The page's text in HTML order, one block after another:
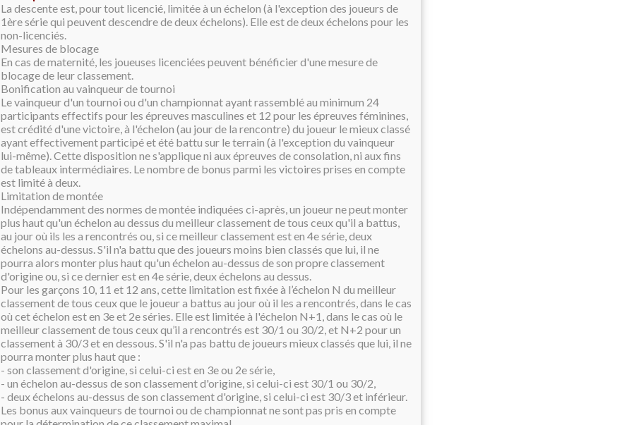
La descente est, pour tout licencié, limitée à un échelon (à l'exception des joueurs de
1ère série qui peuvent descendre de deux échelons). Elle est de deux échelons pour les
non-licenciés.
Mesures de blocage
En cas de maternité, les joueuses licenciées peuvent bénéficier d'une mesure de
blocage de leur classement.
Bonification au vainqueur de tournoi
Le vainqueur d'un tournoi ou d'un championnat ayant rassemblé au minimum 24
participants effectifs pour les épreuves masculines et 12 pour les épreuves féminines,
est crédité d'une victoire, à l'échelon (au jour de la rencontre) du joueur le mieux classé
ayant effectivement participé et été battu sur le terrain (à l'exception du vainqueur
lui-même). Cette disposition ne s'applique ni aux épreuves de consolation, ni aux fins
de tableaux intermédiaires. Le nombre de bonus parmi les victoires prises en compte
est limité à deux.
Limitation de montée
Indépendamment des normes de montée indiquées ci-après, un joueur ne peut monter
plus haut qu'un échelon au dessus du meilleur classement de tous ceux qu'il a battus,
au jour où ils les a rencontrés ou, si ce meilleur classement est en 4e série, deux
échelons au-dessus. S'il n'a battu que des joueurs moins bien classés que lui, il ne
pourra alors monter plus haut qu'un échelon au-dessus de son propre classement
d'origine ou, si ce dernier est en 4e série, deux échelons au dessus.
Pour les garçons 10, 11 et 12 ans, cette limitation est fixée à l’échelon N du meilleur
classement de tous ceux que le joueur a battus au jour où il les a rencontrés, dans le cas
où cet échelon est en 3e et 2e séries. Elle est limitée à l'échelon N+1, dans le cas où le
meilleur classement de tous ceux qu’il a rencontrés est 30/1 ou 30/2, et N+2 pour un
classement à 30/3 et en dessous. S'il n'a pas battu de joueurs mieux classés que lui, il ne
pourra monter plus haut que :
- son classement d'origine, si celui-ci est en 3e ou 2e série,
- un échelon au-dessus de son classement d'origine, si celui-ci est 30/1 ou 30/2,
- deux échelons au-dessus de son classement d'origine, si celui-ci est 30/3 et inférieur.
Les bonus aux vainqueurs de tournoi ou de championnat ne sont pas pris en compte